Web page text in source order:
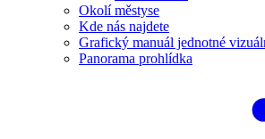
Okolí městyse
Kde nás najdete
Grafický manuál jednotné
Panorama prohlídka